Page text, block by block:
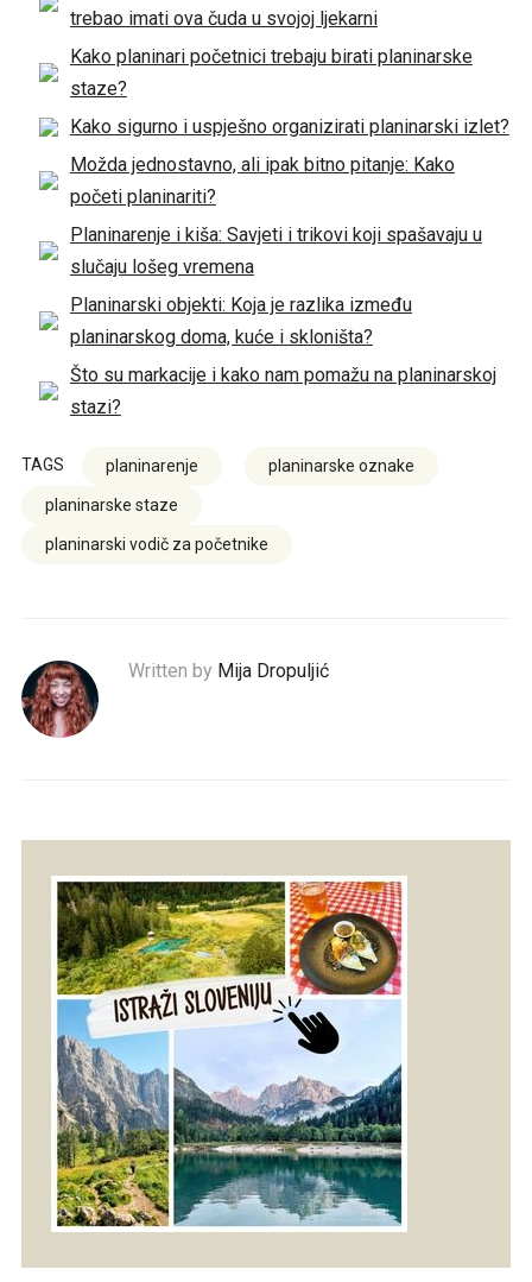
trebao imati ova čuda u svojoj ljekarni
Kako planinari početnici trebaju birati planinarske
staze?
Kako sigurno i uspješno organizirati planinarski izlet?
Možda jednostavno, ali ipak bitno pitanje: Kako
početi planinariti?
Planinarenje i kiša: Savjeti i trikovi koji spašavaju u
slučaju lošeg vremena
Planinarski objekti: Koja je razlika između
planinarskog doma, kuće i skloništa?
Što su markacije i kako nam pomažu na planinarskoj
stazi?
TAGS planinarenje planinarske oznake
planinarske staze
planinarski vodič za početnike
Written by Mija Dropuljić